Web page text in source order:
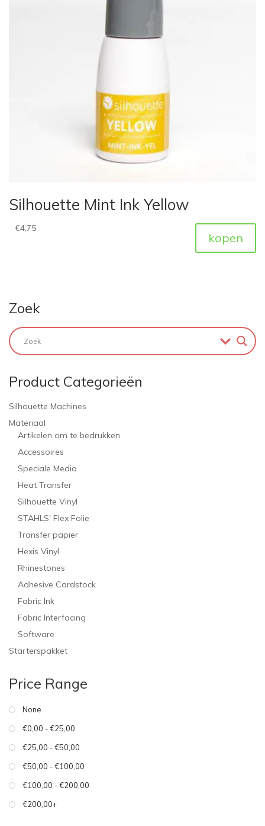
Silhouette Mint Ink Yellow
€4,75
kopen
Zoek
Product Categorieën
Silhouette Machines
Materiaal
Artikelen om te bedrukken
Accessoires
Speciale Media
Heat Transfer
Silhouette Vinyl
STAHLS' Flex Folie
Transfer papier
Hexis Vinyl
Rhinestones
Adhesive Cardstock
Fabric Ink
Fabric Interfacing
Software
Starterspakket
Price Range
None
€0,00 - €25,00
€25,00 - €50,00
€50,00 - €100,00
€100,00 - €200,00
€200,00+